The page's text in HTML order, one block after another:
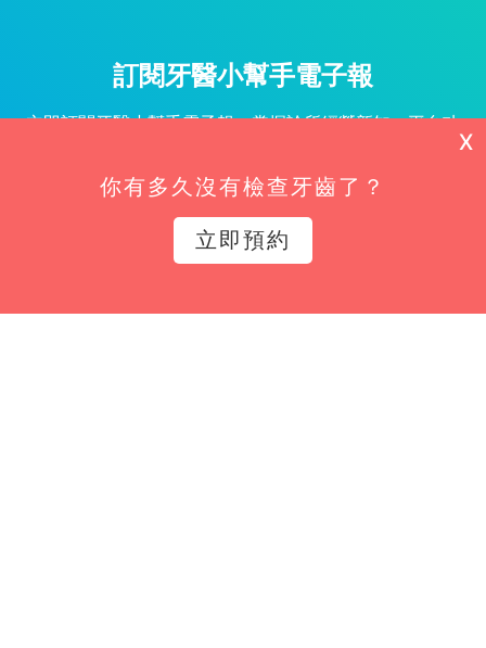
訂閱牙醫小幫手電子報
立即訂閱牙醫小幫手電子報，掌握診所經營新知、平台功
你有多久沒有檢查牙齒了？
立即預約
X